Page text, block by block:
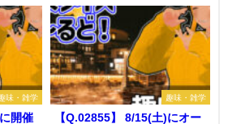
味・雑学
開催
趣味・雑学
【Q.02855】 8/15(土)にオー